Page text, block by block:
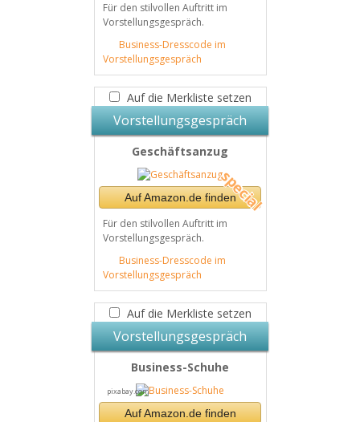
Für den stilvollen Auftritt im
Vorstellungsgespräch.
Business-Dresscode im
Vorstellungsgespräch
Auf die Merkliste setzen
Vorstellungsgespräch
Geschäftsanzug
Auf Amazon.de finden
Für den stilvollen Auftritt im
Vorstellungsgespräch.
Business-Dresscode im
Vorstellungsgespräch
Auf die Merkliste setzen
Vorstellungsgespräch
Business-Schuhe
pixabay.com
Auf Amazon.de finden